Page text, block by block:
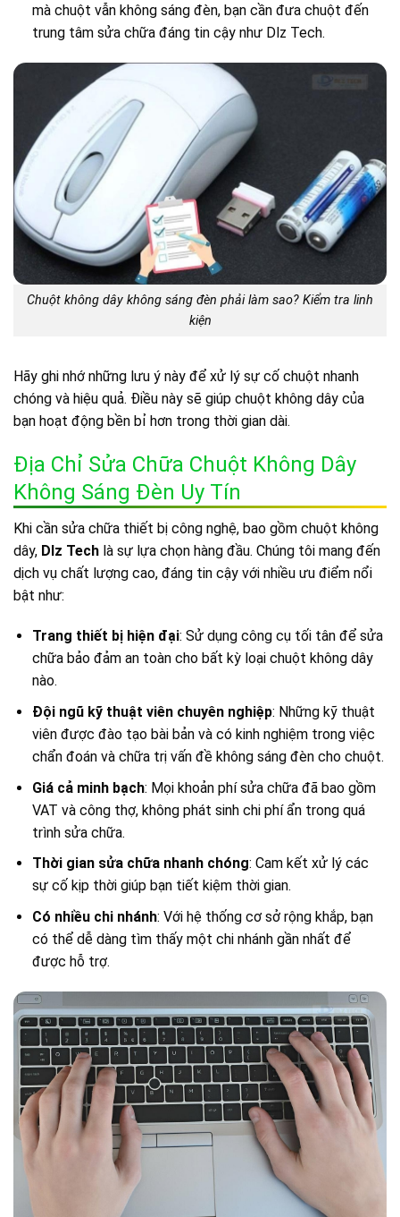
mà chuột vẫn không sáng đèn, bạn cần đưa chuột đến
trung tâm sửa chữa đáng tin cậy như Dlz Tech.
Chuột không dây không sáng đèn phải làm sao? Kiểm tra linh
kiện
Hãy ghi nhớ những lưu ý này để xử lý sự cố chuột nhanh
chóng và hiệu quả. Điều này sẽ giúp chuột không dây của
bạn hoạt động bền bỉ hơn trong thời gian dài.
Địa Chỉ Sửa Chữa Chuột Không Dây
Không Sáng Đèn Uy Tín
Khi cần sửa chữa thiết bị công nghệ, bao gồm chuột không
dây, Dlz Tech là sự lựa chọn hàng đầu. Chúng tôi mang đến
dịch vụ chất lượng cao, đáng tin cậy với nhiều ưu điểm nổi
bật như:
Trang thiết bị hiện đại: Sử dụng công cụ tối tân để sửa
chữa bảo đảm an toàn cho bất kỳ loại chuột không dây
nào.
Đội ngũ kỹ thuật viên chuyên nghiệp: Những kỹ thuật
viên được đào tạo bài bản và có kinh nghiệm trong việc
chẩn đoán và chữa trị vấn đề không sáng đèn cho chuột.
Giá cả minh bạch: Mọi khoản phí sửa chữa đã bao gồm
VAT và công thợ, không phát sinh chi phí ẩn trong quá
trình sửa chữa.
Thời gian sửa chữa nhanh chóng: Cam kết xử lý các
sự cố kịp thời giúp bạn tiết kiệm thời gian.
Có nhiều chi nhánh: Với hệ thống cơ sở rộng khắp, bạn
có thể dễ dàng tìm thấy một chi nhánh gần nhất để
được hỗ trợ.